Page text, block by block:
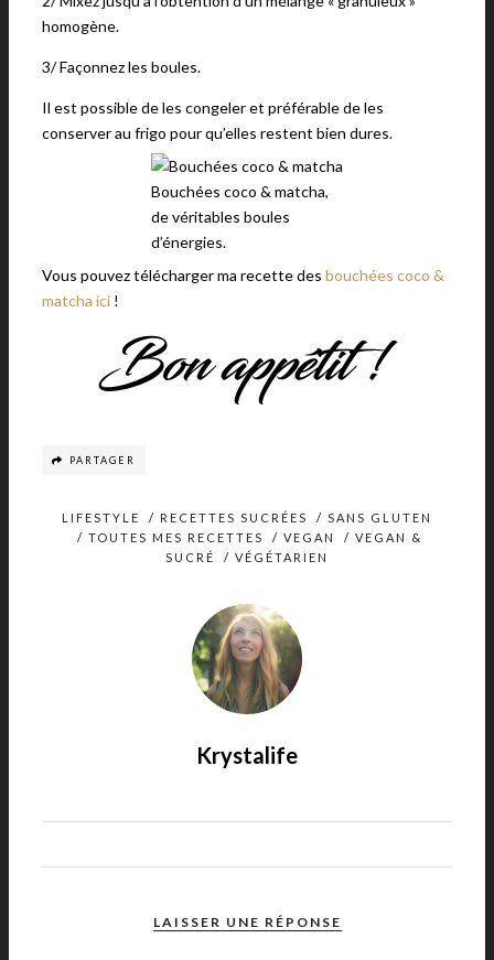
homogène.
3/ Façonnez les boules.
Il est possible de les congeler et préférable de les
conserver au frigo pour qu’elles restent bien dures.
Bouchées coco & matcha,
de véritables boules
d’énergies.
Vous pouvez télécharger ma recette des bouchées coco &
matcha ici !
PARTAGER
LIFESTYLE / RECETTES SUCRÉES / SANS GLUTEN
/ TOUTES MES RECETTES / VEGAN / VEGAN &
SUCRÉ
/ VÉGÉTARIEN
Krystalife
LAISSER UNE RÉPONSE